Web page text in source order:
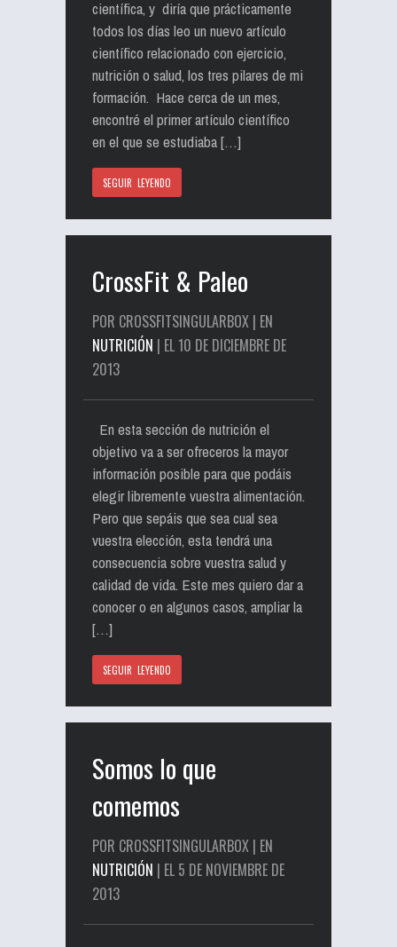
científica, y diría que prácticamente
todos los días leo un nuevo artículo
científico relacionado con ejercicio,
nutrición o salud, los tres pilares de mi
formación. Hace cerca de un mes,
encontré el primer artículo científico
en el que se estudiaba […]
SEGUIR LEYENDO
CrossFit & Paleo
POR CROSSFITSINGULARBOX | EN
NUTRICIÓN | EL 10 DE DICIEMBRE DE
2013
En esta sección de nutrición el
objetivo va a ser ofreceros la mayor
información posible para que podáis
elegir libremente vuestra alimentación.
Pero que sepáis que sea cual sea
vuestra elección, esta tendrá una
consecuencia sobre vuestra salud y
calidad de vida. Este mes quiero dar a
conocer o en algunos casos, ampliar la
[…]
SEGUIR LEYENDO
Somos lo que
comemos
POR CROSSFITSINGULARBOX | EN
NUTRICIÓN | EL 5 DE NOVIEMBRE DE
2013